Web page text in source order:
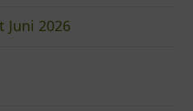
Juni 2026